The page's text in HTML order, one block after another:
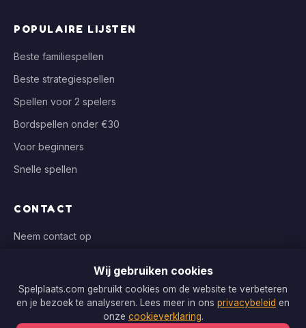
POPULAIRE LIJSTEN
Beste familiespellen
Beste strategiespellen
Spellen voor 2 spelers
Bordspellen onder €30
Voor beginners
Snelle spellen
CONTACT
Neem contact op
WIJ VERGELIJKEN BIJ
Bol.com, Spellenrijk, Boardgameshop.nl
Wij gebruiken cookies
Spelplaats.com gebruikt cookies om de website te verbeteren
en je bezoek te analyseren. Lees meer in ons privacybeleid en
onze cookieverklaring.